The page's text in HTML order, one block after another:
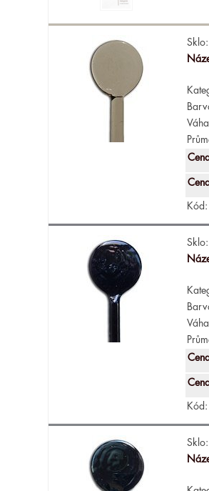
Sklo:
Kód:
Sklo:
Kód:
Sklo: